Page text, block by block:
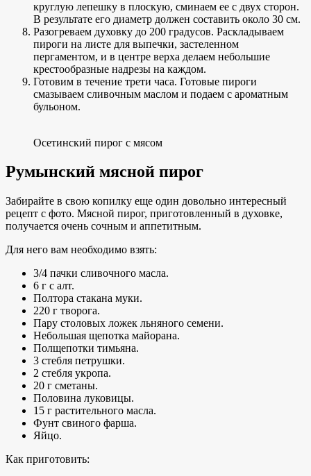
круглую лепешку в плоскую, сминаем ее с двух сторон.
В результате его диаметр должен составить около 30 см.
Разогреваем духовку до 200 градусов. Раскладываем
пироги на листе для выпечки, застеленном
пергаментом, и в центре верха делаем небольшие
крестообразные надрезы на каждом.
Готовим в течение трети часа. Готовые пироги
смазываем сливочным маслом и подаем с ароматным
бульоном.
Осетинский пирог с мясом
Румынский мясной пирог
Забирайте в свою копилку еще один довольно интересный
рецепт с фото. Мясной пирог, приготовленный в духовке,
получается очень сочным и аппетитным.
Для него вам необходимо взять:
3/4 пачки сливочного масла.
6 г с алт.
Полтора стакана муки.
220 г творога.
Пару столовых ложек льняного семени.
Небольшая щепотка майорана.
Полщепотки тимьяна.
3 стебля петрушки.
2 стебля укропа.
20 г сметаны.
Половина луковицы.
15 г растительного масла.
Фунт свиного фарша.
Яйцо.
Как приготовить: